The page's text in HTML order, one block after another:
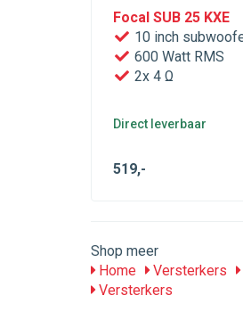
Focal SUB 25 KXE
10 inch
600 Watt RMS
2x 4 Ω
Direct leverbaar
519,-
Shop meer
Home
Versterkers
Versterkers